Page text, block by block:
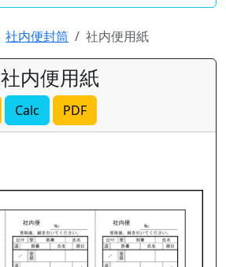
社内便封筒 社内便用紙
社内便用紙
Calc PDF